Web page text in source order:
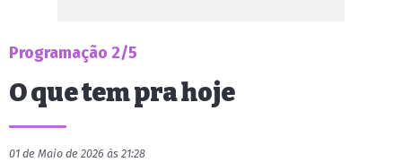
Programação 2/5
O que tem pra hoje
01 de Maio de 2026 às 21:28